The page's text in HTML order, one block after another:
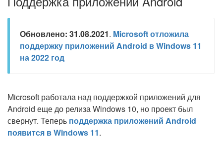
Обновлено: 31.08.2021. Microsoft отложила
поддержку приложений Android в Windows 11
на 2022 год
Microsoft работала над поддержкой приложений для
Android еще до релиза Windows 10, но проект был
свернут. Теперь поддержка приложений Android
появится в Windows 11.